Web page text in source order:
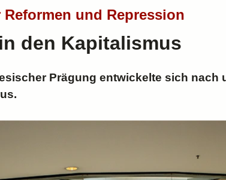
und Repression
den Kapitalismus
Prägung entwickelte sich nach